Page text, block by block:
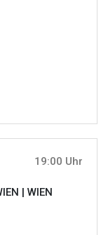
19:00 Uhr
| WIEN